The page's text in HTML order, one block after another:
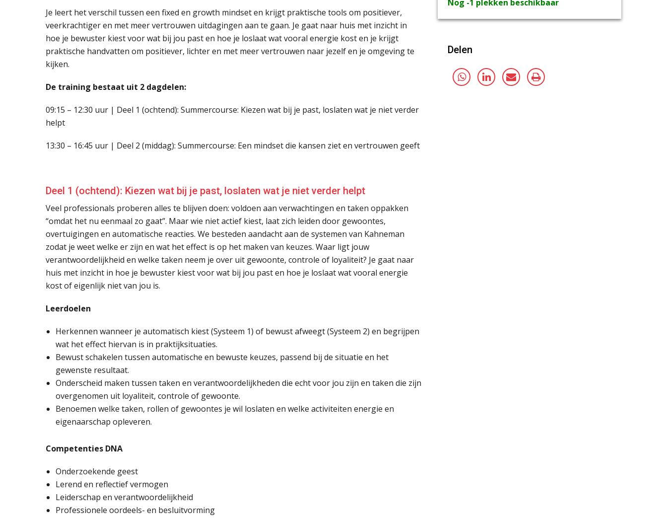
Je leert het verschil tussen een fixed en growth mindset en krijgt praktische tools om positiever,
veerkrachtiger en met meer vertrouwen uitdagingen aan te gaan. Je gaat naar huis met inzicht in
hoe je bewuster kiest voor wat bij jou past en hoe je loslaat wat vooral energie kost en je krijgt
praktische handvatten om positiever, lichter en met meer vertrouwen naar jezelf en je omgeving te
kijken.
De training bestaat uit 2 dagdelen:
09:15 – 12:30 uur | Deel 1 (ochtend): Summercourse: Kiezen wat bij je past, loslaten wat je niet verder
helpt
13:30 – 16:45 uur | Deel 2 (middag): Summercourse: Een mindset die kansen ziet en vertrouwen geeft
Deel 1 (ochtend): Kiezen wat bij je past, loslaten wat je niet verder helpt
Veel professionals proberen alles te blijven doen: voldoen aan verwachtingen en taken oppakken
“omdat het nu eenmaal zo gaat”. Maar wie niet actief kiest, laat zich leiden door gewoontes,
overtuigingen en automatische reacties. We besteden aandacht aan de systemen van Kahneman
zodat je weet welke er zijn en wat het effect is op het maken van keuzes. Waar ligt jouw
verantwoordelijkheid en welke taken neem je over uit gewoonte, controle of loyaliteit? Je gaat naar
huis met inzicht in hoe je bewuster kiest voor wat bij jou past en hoe je loslaat wat vooral energie
kost of eigenlijk niet van jou is.
Leerdoelen
Herkennen wanneer je automatisch kiest (Systeem 1) of bewust afweegt (Systeem 2) en begrijpen
wat het effect hiervan is in praktijksituaties.
Bewust schakelen tussen automatische en bewuste keuzes, passend bij de situatie en het
gewenste resultaat.
Onderscheid maken tussen taken en verantwoordelijkheden die echt voor jou zijn en taken die zijn
overgenomen uit loyaliteit, controle of gewoonte.
Benoemen welke taken, rollen of gewoontes je wil loslaten en welke activiteiten energie en
eigenaarschap opleveren.
Competenties DNA
Onderzoekende geest
Lerend en reflectief vermogen
Leiderschap en verantwoordelijkheid
Professionele oordeels- en besluitvorming
Nog -1 plekken beschikbaar
Delen